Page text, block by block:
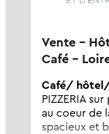
Vente - Hôtel - Restaurant - Pizzeria -
Café -
Café/ hôtel/
PIZZERIA
au coeur de
spacieux et